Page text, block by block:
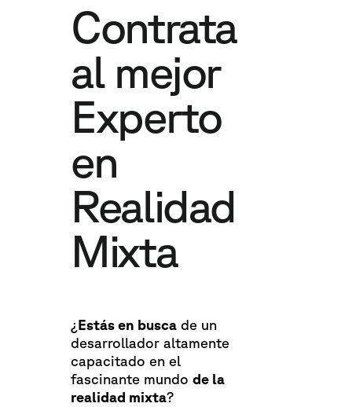
Contrata
al mejor
Experto
en
Realidad
Mixta
¿ Estás en busca de un
desarrollador altamente
capacitado en el
fascinante mundo de la
realidad mixta?